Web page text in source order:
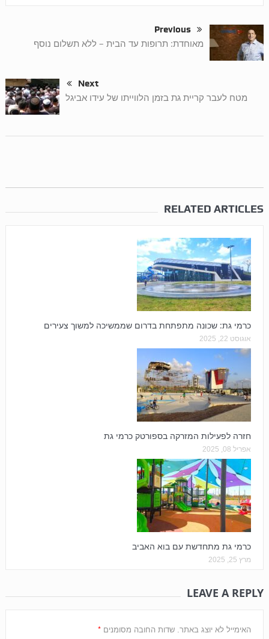
Previous
מאוחדת: תרופות עד הבית – ללא תשלום נוסף
Next
מטח לעבר קריית גת בזמן הלווייתו של עידו אביגל
RELATED ARTICLES
כרמי גת: שכונה מתפתחת בדרום שממשיכה למשוך צעירים
אוגוסט 22, 2025
חזרה לפעילות המזרקה בספורטק כרמי גת
אפריל 08, 2025
כרמי גת מתחדשת עם בוא האביב
מרץ 25, 2025
LEAVE A REPLY
האימייל לא יוצג באתר. שדות החובה מסומנים *